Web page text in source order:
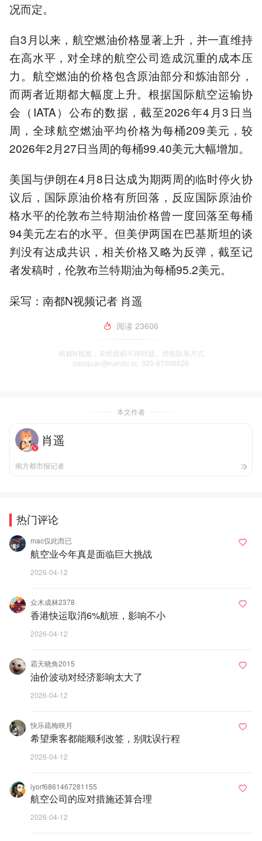
况而定。
自3月以来，航空燃油价格显著上升，并一直维持
在高水平，对全球的航空公司造成沉重的成本压
力。航空燃油的价格包含原油部分和炼油部分，
而两者近期都大幅度上升。根据国际航空运输协
会（IATA）公布的数据，截至2026年4月3日当
周，全球航空燃油平均价格为每桶209美元，较
2026年2月27日当周的每桶99.40美元大幅增加。
美国与伊朗在4月8日达成为期两周的临时停火协
议后，国际原油价格有所回落，反应国际原油价
格水平的伦敦布兰特期油价格曾一度回落至每桶
94美元左右的水平。但美伊两国在巴基斯坦的谈
判没有达成共识，相关价格又略为反弹，截至记
者发稿时，伦敦布兰特期油为每桶95.2美元。
采写：南都N视频记者 肖遥
阅读 23606
南都N视频，未经授权不得转载、授权联系方式
banquan@nandu.cc. 020-87006626
本文作者
肖遥
南方都市报记者
热门评论
mac仅此而已
航空业今年真是面临巨大挑战
2026-04-12
众木成林2378
香港快运取消6%航班，影响不小
2026-04-12
霜天晓角2015
油价波动对经济影响太大了
2026-04-12
快乐疏梅映月
希望乘客都能顺利改签，别耽误行程
2026-04-12
iyorf6861467281155
航空公司的应对措施还算合理
2026-04-12